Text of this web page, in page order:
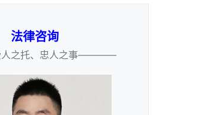
法律咨询
之托、忠人之事————